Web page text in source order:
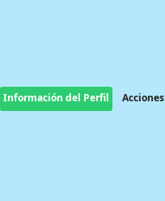
Información del Perfil Acciones